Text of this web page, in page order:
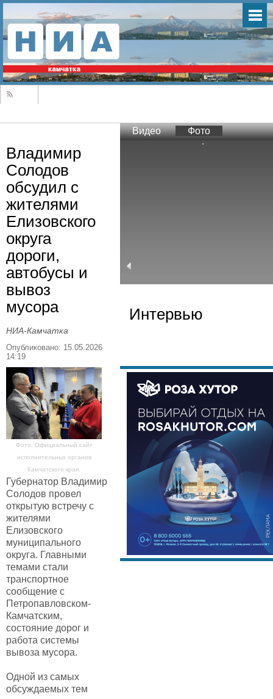
Владимир
Солодов
обсудил с
жителями
Елизовского
округа
дороги,
автобусы и
вывоз
мусора
НИА-Камчатка
Опубликовано: 15.05.2026
14:19
Фото: Официальный сайт
исполнительных органов
Камчатского края.
Губернатор Владимир
Солодов провел
открытую встречу с
жителями
Елизовского
муниципального
округа. Главными
темами стали
транспортное
сообщение с
Петропавловском-
Камчатским,
состояние дорог и
работа системы
вывоза мусора.
Одной из самых
обсуждаемых тем
Видео Фото
Интервью